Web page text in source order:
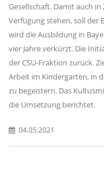
Gesellschaft. Damit auch
Verfügung stehen, soll der
wird die Ausbildung in
vier Jahre verkürzt. Die
der CSU-Fraktion zurück.
Arbeit im Kindergarten, in
zu begeistern. Das
die Umsetzung berichtet.
04.05.2021